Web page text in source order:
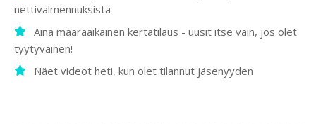
nettivalmennuksista
Aina määräaikainen kertatilaus - uusit itse vain, jos olet
tyytyväinen!
Näet videot heti, kun olet tilannut jäsenyyden